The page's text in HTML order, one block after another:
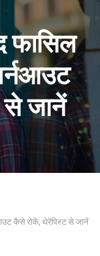
फासिल
जानें
कैसे रोकें, थेरेपिस्ट से जानें